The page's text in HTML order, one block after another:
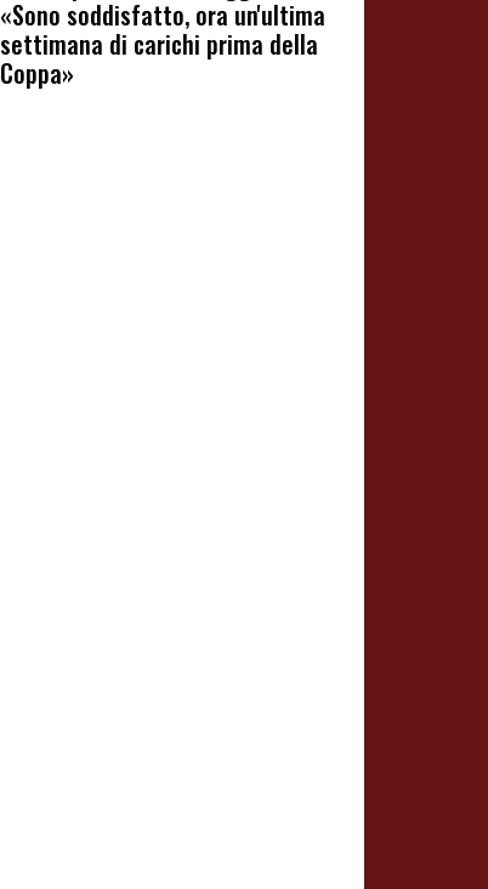
«Sono soddisfatto, ora un'ultima
settimana di carichi prima della
Coppa»